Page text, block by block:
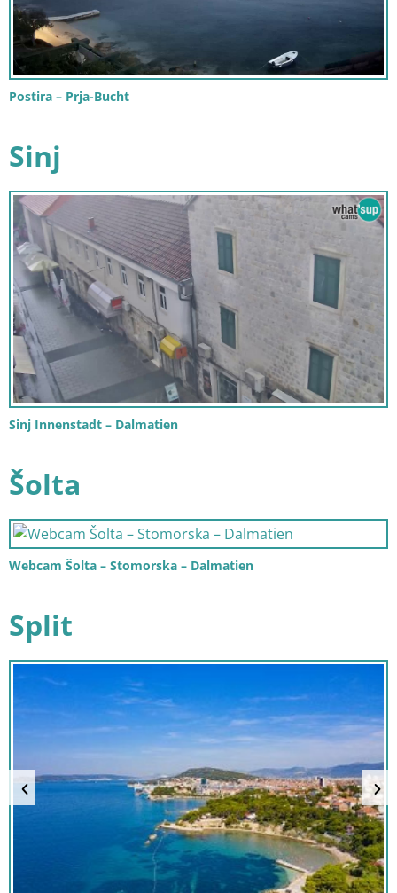
Postira – Prja-Bucht
Sinj
Sinj Innenstadt – Dalmatien
Šolta
Webcam Šolta – Stomorska – Dalmatien
Split